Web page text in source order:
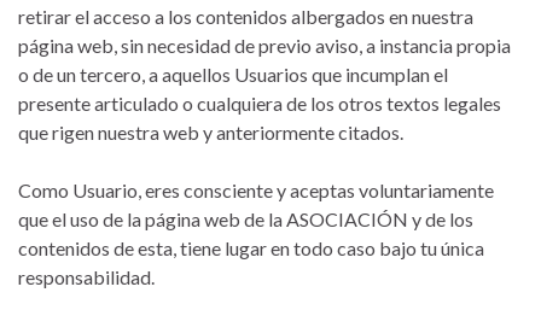
retirar el acceso a los contenidos albergados en nuestra
página web, sin necesidad de previo aviso, a instancia propia
o de un tercero, a aquellos Usuarios que incumplan el
presente articulado o cualquiera de los otros textos legales
que rigen nuestra web y anteriormente citados.
Como Usuario, eres consciente y aceptas voluntariamente
que el uso de la página web de la ASOCIACIÓN y de los
contenidos de esta, tiene lugar en todo caso bajo tu única
responsabilidad.